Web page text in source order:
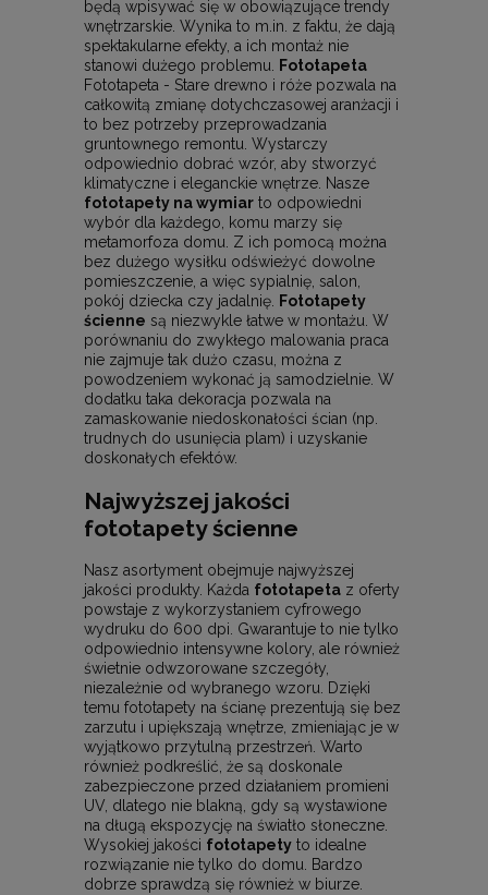
będą wpisywać się w obowiązujące trendy
wnętrzarskie. Wynika to m.in. z faktu, że dają
spektakularne efekty, a ich montaż nie
stanowi dużego problemu. Fototapeta
Fototapeta - Stare drewno i róże pozwala na
całkowitą zmianę dotychczasowej aranżacji i
to bez potrzeby przeprowadzania
gruntownego remontu. Wystarczy
odpowiednio dobrać wzór, aby stworzyć
klimatyczne i eleganckie wnętrze. Nasze
fototapety na wymiar to odpowiedni
wybór dla każdego, komu marzy się
metamorfoza domu. Z ich pomocą można
bez dużego wysiłku odświeżyć dowolne
pomieszczenie, a więc sypialnię, salon,
pokój dziecka czy jadalnię. Fototapety
ścienne są niezwykle łatwe w montażu. W
porównaniu do zwykłego malowania praca
nie zajmuje tak dużo czasu, można z
powodzeniem wykonać ją samodzielnie. W
dodatku taka dekoracja pozwala na
zamaskowanie niedoskonałości ścian (np.
trudnych do usunięcia plam) i uzyskanie
doskonałych efektów.
Najwyższej jakości
fototapety ścienne
Nasz asortyment obejmuje najwyższej
jakości produkty. Każda fototapeta z oferty
powstaje z wykorzystaniem cyfrowego
wydruku do 600 dpi. Gwarantuje to nie tylko
odpowiednio intensywne kolory, ale również
świetnie odwzorowane szczegóły,
niezależnie od wybranego wzoru. Dzięki
temu fototapety na ścianę prezentują się bez
zarzutu i upiększają wnętrze, zmieniając je w
wyjątkowo przytulną przestrzeń. Warto
również podkreślić, że są doskonale
zabezpieczone przed działaniem promieni
UV, dlatego nie blakną, gdy są wystawione
na długą ekspozycję na światło słoneczne.
Wysokiej jakości fototapety to idealne
rozwiązanie nie tylko do domu. Bardzo
dobrze sprawdzą się również w biurze.